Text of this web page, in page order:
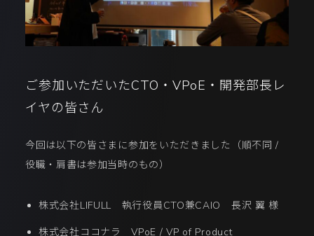
ご参加いただいたCTO・VPoE・開発部長レ
イヤの皆さん
今回は以下の皆さまに参加をいただきました（順不同 /
役職・肩書は参加当時のもの）
株式会社LIFULL 執行役員CTO兼CAIO 長沢 翼 様
株式会社ココナラ VPoE / VP of Product